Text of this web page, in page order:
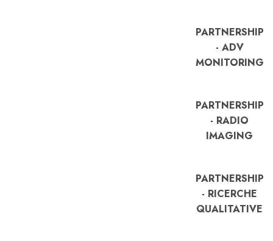
PARTNERSHIP
- ADV
MONITORING
PARTNERSHIP
- RADIO
IMAGING
PARTNERSHIP
- RICERCHE
QUALITATIVE